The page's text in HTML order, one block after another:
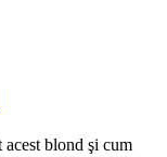
acest blond şi cum